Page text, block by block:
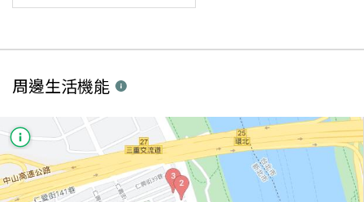
周邊生活機能